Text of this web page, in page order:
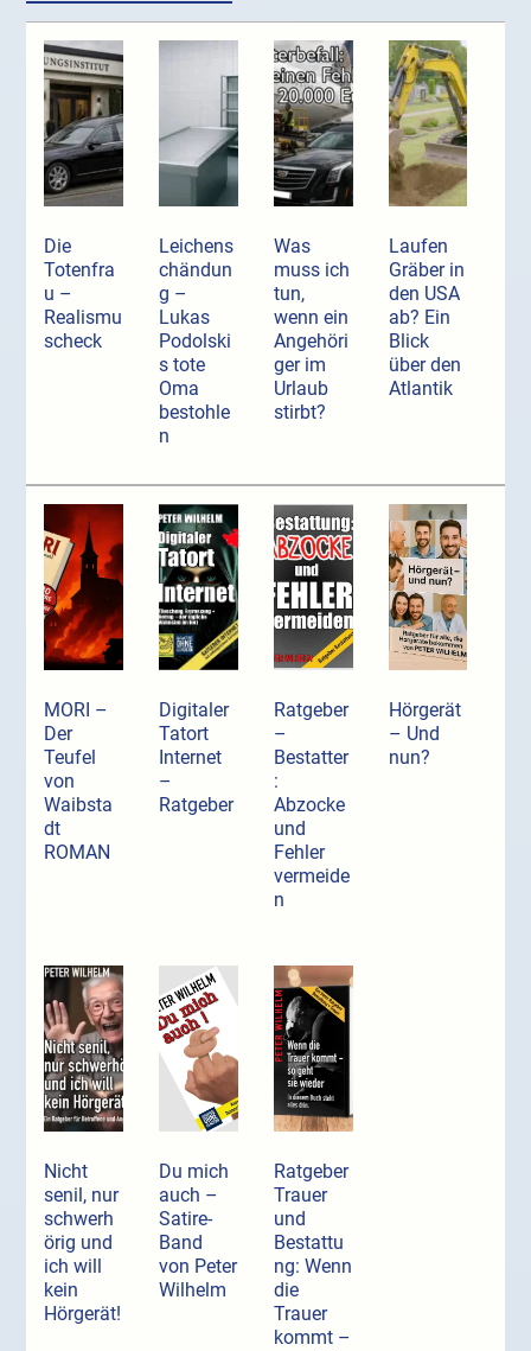
Die
Totenfra
u –
Realismu
scheck
Leichens
chändun
g –
Lukas
Podolski
s tote
Oma
bestohle
n
Was
muss ich
tun,
wenn ein
Angehöri
ger im
Urlaub
stirbt?
Laufen
Gräber in
den USA
ab? Ein
Blick
über den
Atlantik
MORI –
Der
Teufel
von
Waibsta
dt
ROMAN
Digitaler
Tatort
Internet
–
Ratgeber
Ratgeber
–
Bestatter
:
Abzocke
und
Fehler
vermeide
n
Hörgerät
– Und
nun?
Nicht
senil, nur
schwerh
örig und
ich will
kein
Hörgerät!
Du mich
auch –
Satire-
Band
von Peter
Wilhelm
Ratgeber
Trauer
und
Bestattu
ng: Wenn
die
Trauer
kommt –